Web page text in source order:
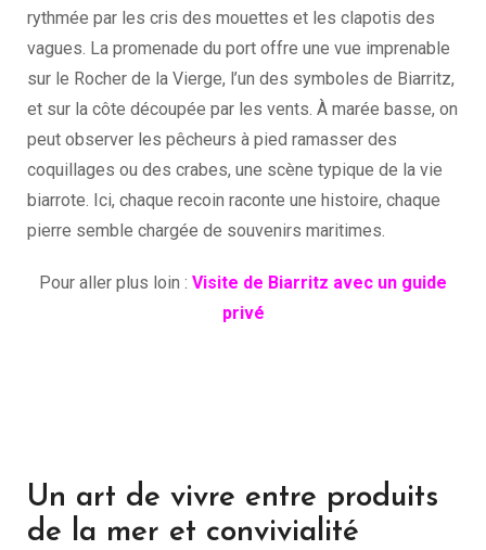
rythmée par les cris des mouettes et les clapotis des
vagues. La promenade du port offre une vue imprenable
sur le Rocher de la Vierge, l’un des symboles de Biarritz,
et sur la côte découpée par les vents. À marée basse, on
peut observer les pêcheurs à pied ramasser des
coquillages ou des crabes, une scène typique de la vie
biarrote. Ici, chaque recoin raconte une histoire, chaque
pierre semble chargée de souvenirs maritimes.
Pour aller plus loin : Visite de Biarritz avec un guide
privé
Un art de vivre entre produits
de la mer et convivialité